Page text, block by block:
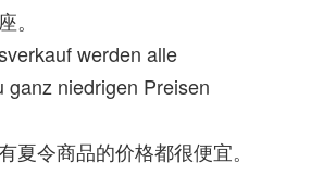
。
werden alle
ganz niedrigen Preisen
夏令商品的价格都很便宜。